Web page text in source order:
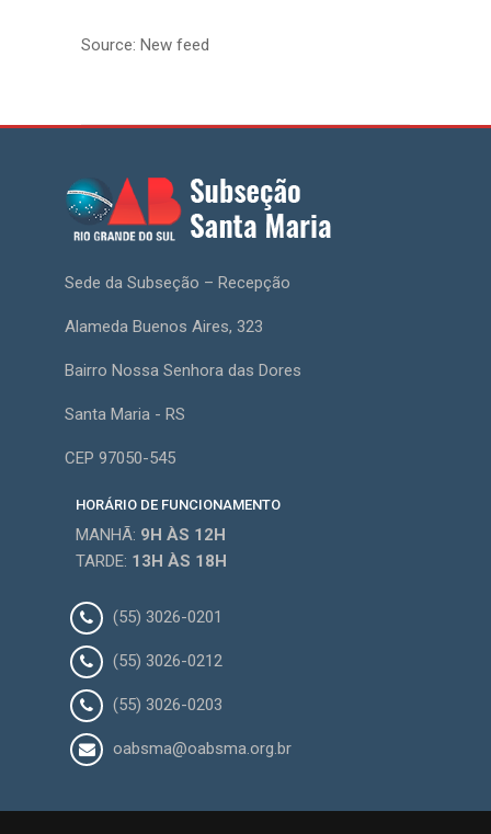
Source: New feed
Sede da Subseção – Recepção
Alameda Buenos Aires, 323
Bairro Nossa Senhora das Dores
Santa Maria - RS
CEP 97050-545
HORÁRIO DE FUNCIONAMENTO
MANHÃ: 9H ÀS 12H
TARDE: 13H ÀS 18H
(55) 3026-0201
(55) 3026-0212
(55) 3026-0203
oabsma@oabsma.org.br